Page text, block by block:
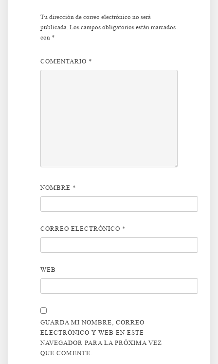
Tu dirección de correo electrónico no será
publicada. Los campos obligatorios están marcados
con *
COMENTARIO *
NOMBRE *
CORREO ELECTRÓNICO *
WEB
GUARDA MI NOMBRE, CORREO
ELECTRÓNICO Y WEB EN ESTE
NAVEGADOR PARA LA PRÓXIMA VEZ
QUE COMENTE.